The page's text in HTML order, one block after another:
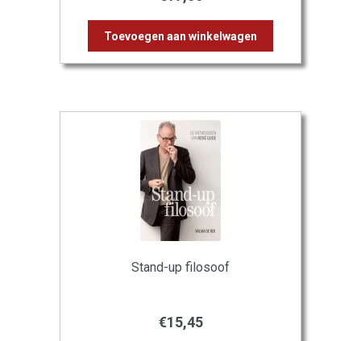
Toevoegen aan winkelwagen
Stand-up filosoof
€15,45